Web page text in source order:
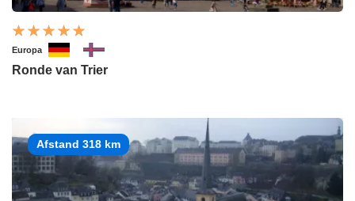
Europa
Ronde van Trier
Afstand 318 km